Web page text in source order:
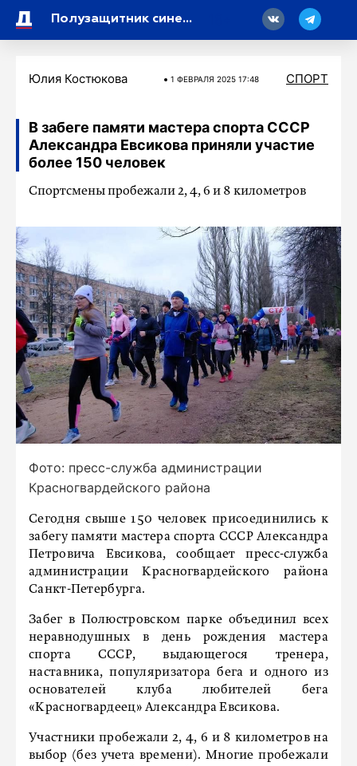
Полузащитник сине-бело-голубых Вильмар Барриос: «Свое будущее вижу исключительно в «Зените»
Юлия Костюкова 1 ФЕВРАЛЯ 2025 17:48 СПОРТ
В забеге памяти мастера спорта СССР
Александра Евсикова приняли участие
более 150 человек
Спортсмены пробежали 2, 4, 6 и 8 километров
Фото: пресс-служба администрации
Красногвардейского района
Сегодня свыше 150 человек присоединились к
забегу памяти мастера спорта СССР Александра
Петровича Евсикова, сообщает пресс-служба
администрации Красногвардейского района
Санкт-Петербурга.
Забег в Полюстровском парке объединил всех
неравнодушных в день рождения мастера
спорта СССР, выдающегося тренера,
наставника, популяризатора бега и одного из
основателей клуба любителей бега
«Красногвардеец» Александра Евсикова.
Участники пробежали 2, 4, 6 и 8 километров на
выбор (без учета времени). Многие пробежали